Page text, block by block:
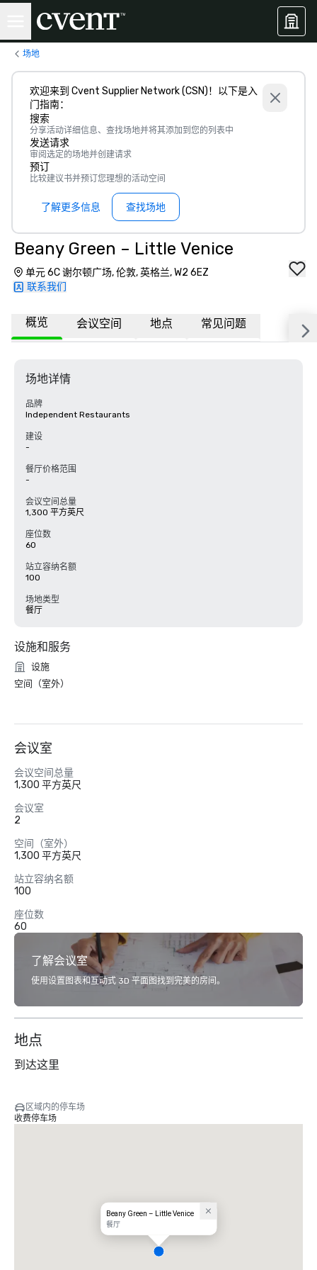
场地
欢迎来到 Cvent Supplier Network (CSN)！以下是入
门指南：
搜索
分享活动详细信息、查找场地并将其添加到您的列表中
发送请求
审阅选定的场地并创建请求
预订
比较建议书并预订您理想的活动空间
了解更多信息 查找场地
Beany Green – Little Venice
单元 6C 谢尔顿广场, 伦敦, 英格兰, W2 6EZ
联系我们
概览 会议空间 地点 常见问题
场地详情
品牌
Independent Restaurants
建设
-
餐厅价格范围
-
会议空间总量
1,300 平方英尺
座位数
60
站立容纳名额
100
场地类型
餐厅
设施和服务
设施
空间（室外）
会议室
会议空间总量
1,300 平方英尺
会议室
2
空间（室外）
1,300 平方英尺
站立容纳名额
100
座位数
60
了解会议室
使用设置图表和互动式 3D 平面图找到完美的房间。
地点
到达这里
区域内的停车场
收费停车场
Beany Green – Little Venice
餐厅